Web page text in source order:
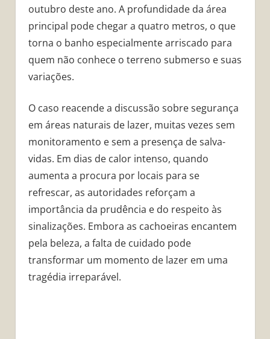
outubro deste ano. A profundidade da área
principal pode chegar a quatro metros, o que
torna o banho especialmente arriscado para
quem não conhece o terreno submerso e suas
variações.
O caso reacende a discussão sobre segurança
em áreas naturais de lazer, muitas vezes sem
monitoramento e sem a presença de salva-
vidas. Em dias de calor intenso, quando
aumenta a procura por locais para se
refrescar, as autoridades reforçam a
importância da prudência e do respeito às
sinalizações. Embora as cachoeiras encantem
pela beleza, a falta de cuidado pode
transformar um momento de lazer em uma
tragédia irreparável.